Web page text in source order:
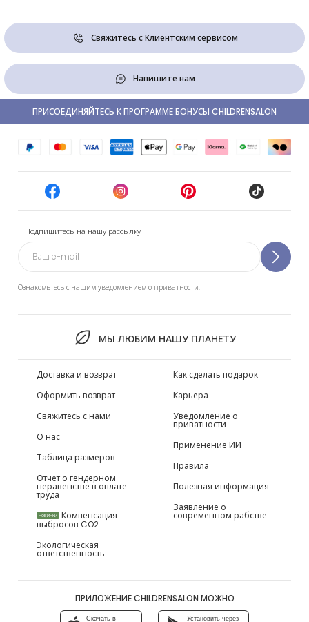
Свяжитесь с Клиентским сервисом
Напишите нам
Подпишитесь на нашу рассылку
Ознакомьтесь с нашим уведомлением о приватности.
МЫ ЛЮБИМ НАШУ ПЛАНЕТУ
ПРИСОЕДИНЯЙТЕСЬ К ПРОГРАММЕ БОНУСЫ CHILDRENSALON
Доставка и возврат
Оформить возврат
Свяжитесь с нами
О нас
Таблица размеров
Отчет о гендерном
неравенстве в оплате
труда
НОВИНКИ Компенсация
выбросов CO2
Экологическая
ответственность
Как сделать подарок
Карьера
Уведомление о
приватности
Применение ИИ
Правила
Полезная информация
Заявление о
современном рабстве
ПРИЛОЖЕНИЕ CHILDRENSALON МОЖНО
Скачать в Установить через